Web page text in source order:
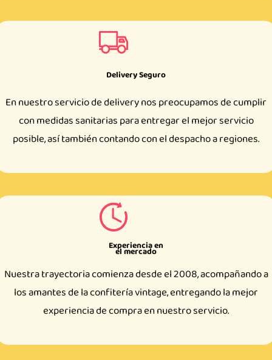
Delivery Seguro
En nuestro servicio de delivery nos preocupamos de cumplir
con medidas sanitarias para entregar el mejor servicio
posible, así también contando con el despacho a regiones.
Experiencia en
el mercado
Nuestra trayectoria comienza desde el 2008, acompañando a
los amantes de la confitería vintage, entregando la mejor
experiencia de compra en nuestro servicio.